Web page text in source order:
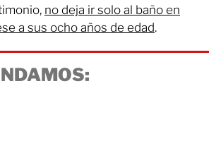
no deja ir solo al baño en
a sus ocho años de edad.